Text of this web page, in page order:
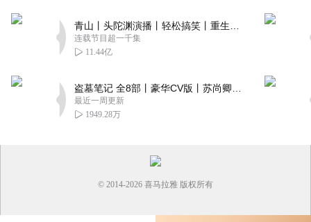
连载节目超一千集
11.44亿
最近一周更新
1949.28万
© 2014-2026 喜马拉雅 版权所有